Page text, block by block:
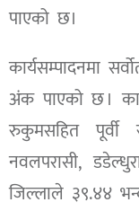
पाएको छ।
कार्यसम्पादनमा
अंक पाएको छ ।
रुकुमसहित पूर्वी
नवलपरासी,
जिल्लाले ३९.४४